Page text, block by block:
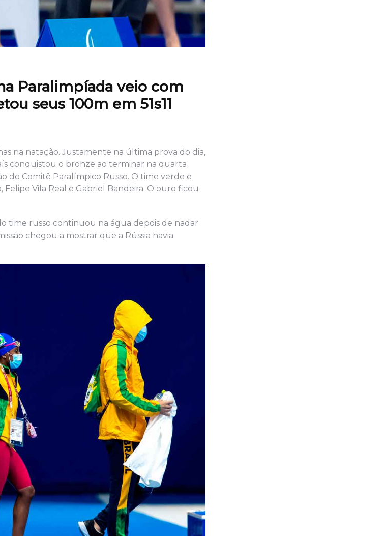
Paralimpíada veio com
seus 100m em 51s11
na natação. Justamente na última prova do dia,
conquistou o bronze ao terminar na quarta
do Comitê Paralímpico Russo. O time verde e
Vila Real e Gabriel Bandeira. O ouro ficou
time russo continuou na água depois de nadar
chegou a mostrar que a Rússia havia